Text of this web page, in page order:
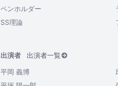
ペンホルダー
SS理論
出演者
出演者一覧
平岡 義博